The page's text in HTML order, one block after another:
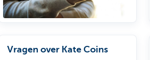
Vragen over Kate Coins